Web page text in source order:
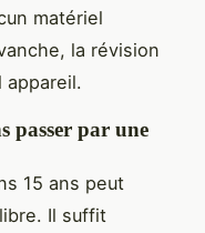
matériel
la révision
appareil.
passer par une
15 ans peut
Il suffit